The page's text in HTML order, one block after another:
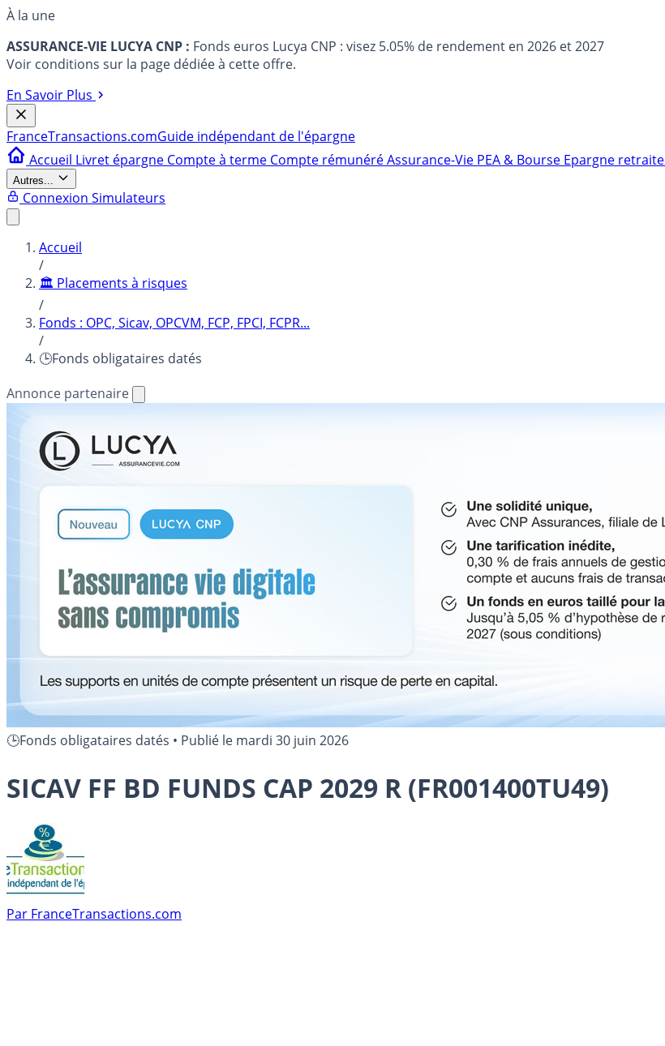
À la une
ASSURANCE-VIE LUCYA CNP : Fonds euros Lucya CNP : visez 5.05% de rendement en 2026 et 2027
Voir conditions sur la page dédiée à cette offre.
En Savoir Plus
FranceTransactions.comGuide indépendant de l'épargne
Accueil Livret épargne Compte à terme Compte rémunéréAssurance-Vie PEA & Bourse Epargne retraite
Autres...
Connexion Simulateurs
Accueil
/
🏛️ Placements à risques
/
Fonds : OPC, Sicav, OPCVM, FCP, FPCI, FCPR...
/
🕒Fonds obligataires datés
Annonce partenaire
🕒Fonds obligataires datés • Publié le mardi 30 juin 2026
SICAV FF BD FUNDS CAP 2029 R (FR001400TU49)
Par FranceTransactions.com